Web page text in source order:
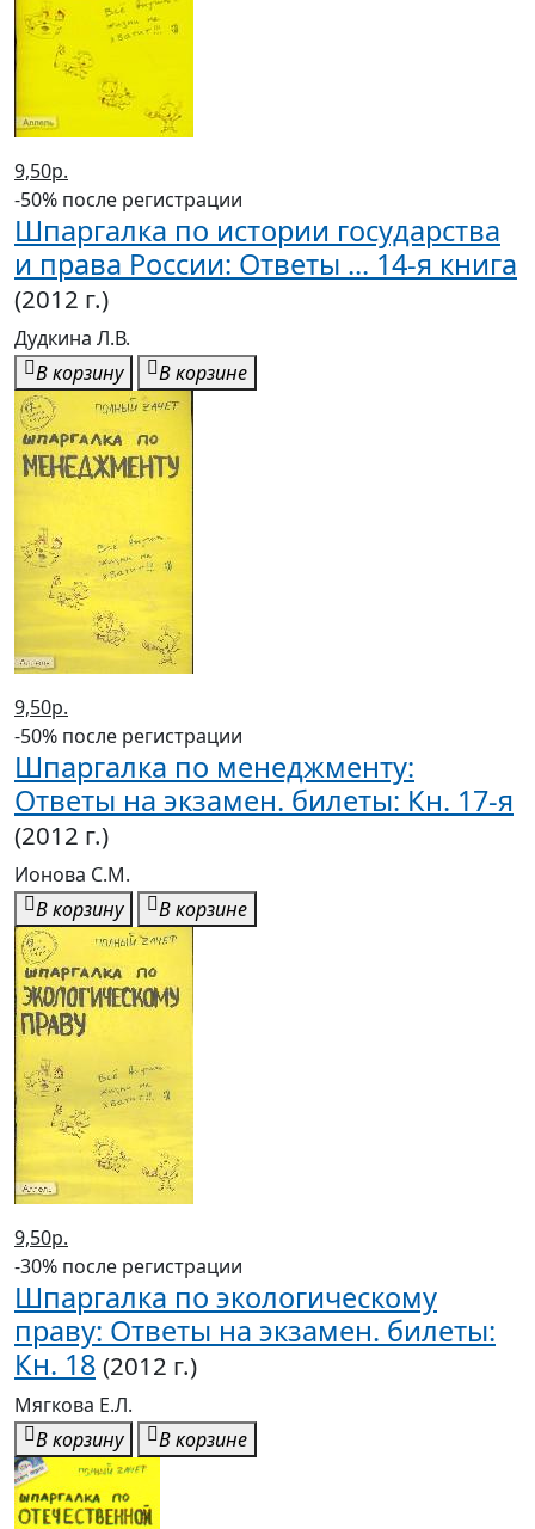
9,50р.
-50% после регистрации
Шпаргалка по истории государства
и права России: Ответы ... 14-я книга
(2012 г.)
Дудкина Л.В.
В корзину
В корзине
9,50р.
-50% после регистрации
Шпаргалка по менеджменту:
Ответы на экзамен. билеты: Кн. 17-я
(2012 г.)
Ионова С.М.
В корзину
В корзине
9,50р.
-30% после регистрации
Шпаргалка по экологическому
праву: Ответы на экзамен. билеты:
Кн. 18 (2012 г.)
Мягкова Е.Л.
В корзину
В корзине